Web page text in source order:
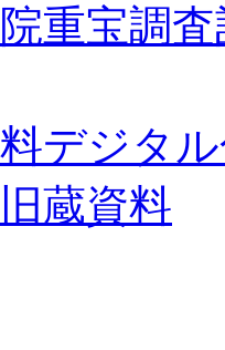
重宝調
デジタ
蔵資料